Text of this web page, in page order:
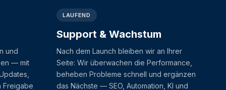
und
— mit
Freigabe
LAUFEND
Support & Wachstum
Nach dem Launch bleiben wir an Ihrer
Seite: Wir überwachen die Performance,
beheben Probleme schnell und ergänzen
das Nächste — SEO, Automation, KI und